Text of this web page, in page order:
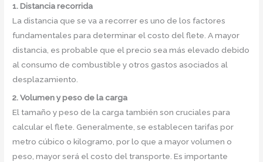
1. Distancia recorrida
La distancia que se va a recorrer es uno de los factores
fundamentales para determinar el costo del flete. A mayor
distancia, es probable que el precio sea más elevado debido
al consumo de combustible y otros gastos asociados al
desplazamiento.
2. Volumen y peso de la carga
El tamaño y peso de la carga también son cruciales para
calcular el flete. Generalmente, se establecen tarifas por
metro cúbico o kilogramo, por lo que a mayor volumen o
peso, mayor será el costo del transporte. Es importante